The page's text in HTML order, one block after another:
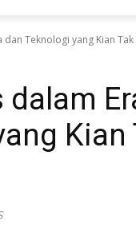
dan Teknologi yang Kian
Kian